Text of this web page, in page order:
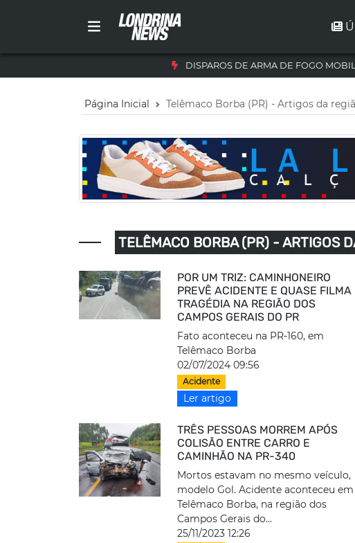
DISPAROS DE ARMA DE FOGO
Página Inicial Telêmaco Borba (PR) - Artigos da
TELÊMACO BORBA (PR) - ARTIGOS
POR UM TRIZ: CAMINHONEIRO
PREVÊ ACIDENTE E QUASE FILMA
TRAGÉDIA NA REGIÃO DOS
CAMPOS GERAIS DO PR
Fato aconteceu na PR-160, em
Telêmaco Borba
02/07/2024 09:56
Acidente
Ler artigo
TRÊS PESSOAS MORREM APÓS
COLISÃO ENTRE CARRO E
CAMINHÃO NA PR-340
Mortos estavam no mesmo veículo,
modelo Gol. Acidente aconteceu em
Telêmaco Borba, na região dos
Campos Gerais do...
25/11/2023 12:26